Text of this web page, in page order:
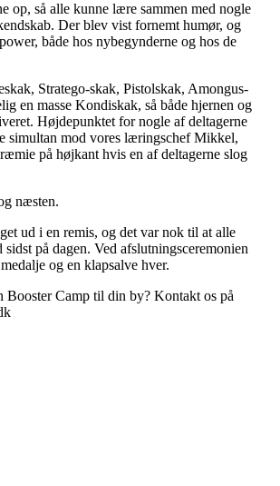
op, så alle kunne lære sammen med nogle
Der blev vist fornemt humør, og
både hos nybegynderne og hos de
Stratego-skak, Pistolskak, Amongus-
en masse Kondiskak, så både hjernen og
Højdepunktet for nogle af deltagerne
simultan mod vores læringschef Mikkel,
på højkant hvis en af deltagerne slog
næsten.
ud i en remis, og det var nok til at alle
på dagen. Ved afslutningsceremonien
og en klapsalve hver.
Booster Camp til din by? Kontakt os på